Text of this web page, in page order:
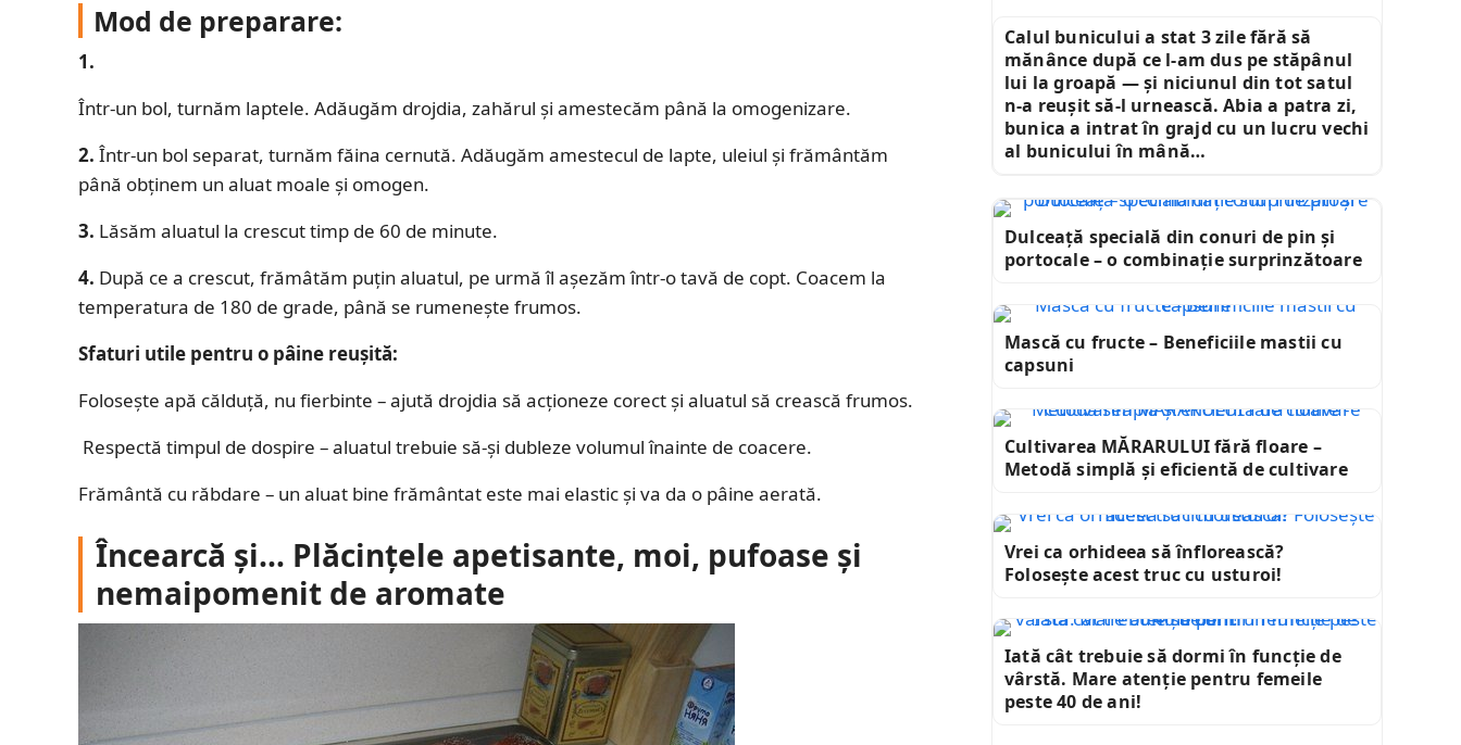
Mod de preparare:
1.
Într-un bol, turnăm laptele. Adăugăm drojdia, zahărul și amestecăm până la omogenizare.
2. Într-un bol separat, turnăm făina cernută. Adăugăm amestecul de lapte, uleiul și frământăm
până obținem un aluat moale și omogen.
3. Lăsăm aluatul la crescut timp de 60 de minute.
4. După ce a crescut, frămâtăm puțin aluatul, pe urmă îl așezăm într-o tavă de copt. Coacem la
temperatura de 180 de grade, până se rumenește frumos.
Sfaturi utile pentru o pâine reușită:
Folosește apă călduță, nu fierbinte – ajută drojdia să acționeze corect și aluatul să crească frumos.
️ Respectă timpul de dospire – aluatul trebuie să-și dubleze volumul înainte de coacere.
Frământă cu răbdare – un aluat bine frământat este mai elastic și va da o pâine aerată.
Încearcă și… Plăcințele apetisante, moi, pufoase și
nemaipomenit de aromate
Calul bunicului a stat 3 zile fără să
mănânce după ce l-am dus pe stăpânul
lui la groapă — și niciunul din tot satul
n-a reușit să-l urnească. Abia a patra zi,
bunica a intrat în grajd cu un lucru vechi
al bunicului în mână…
Dulceață specială din conuri de pin și
portocale – o combinație surprinzătoare
Mască cu fructe – Beneficiile mastii cu
capsuni
Cultivarea MĂRARULUI fără floare –
Metodă simplă și eficientă de cultivare
Vrei ca orhideea să înflorească?
Folosește acest truc cu usturoi!
Iată cât trebuie să dormi în funcție de
vârstă. Mare atenție pentru femeile
peste 40 de ani!